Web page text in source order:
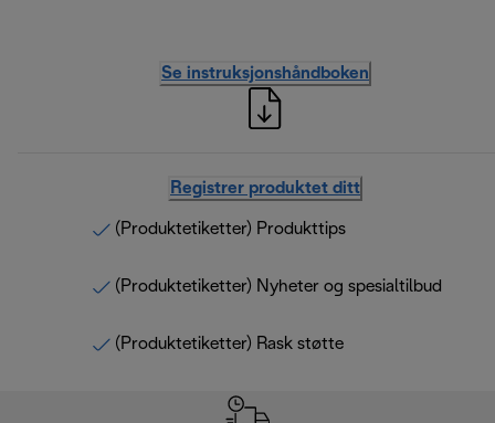
Se instruksjonshåndboken
Registrer produktet ditt
(Produktetiketter) Produkttips
(Produktetiketter) Nyheter og spesialtilbud
(Produktetiketter) Rask støtte